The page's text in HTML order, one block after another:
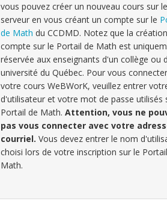
vous pouvez créer un nouveau cours sur le
serveur en vous créant un compte sur le
de Math du CCDMD. Notez que la
compte sur le Portail de Math est
réservée aux enseignants d'un collège ou
université du Québec. Pour vous
votre cours WeBWorK, veuillez entrer
d'utilisateur et votre mot de passe utilisés
Portail de Math. Attention, vous ne
pas vous connecter avec votre
courriel. Vous devez entrer le nom
choisi lors de votre inscription sur le
Math.